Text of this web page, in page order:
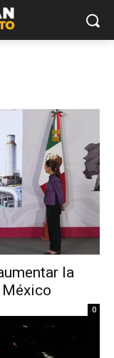
la
México
0